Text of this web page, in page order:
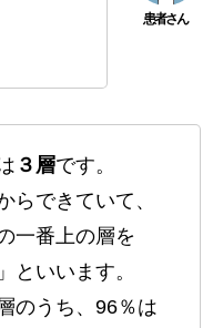
３層です。
らできていて、
一番上の層を
といいます。
のうち、96％は